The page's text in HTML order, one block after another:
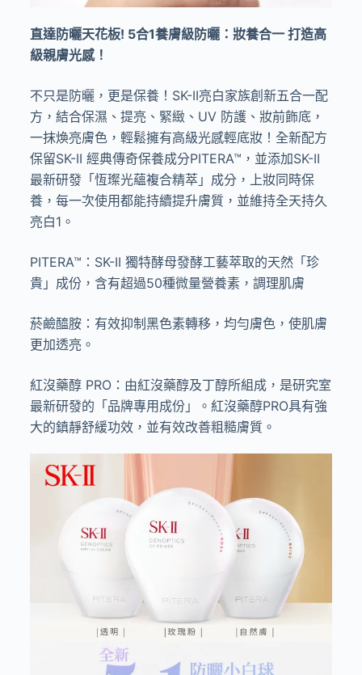
直達防曬天花板! 5合1養膚級防曬：妝養合一 打造高
級親膚光感！
不只是防曬，更是保養！ SK-II亮白家族創新五合一配
方，結合保濕、提亮、緊緻、 UV 防護、妝前飾底，
一抹煥亮膚色，輕鬆擁有高級光感輕底妝！全新配方
保留SK-II 經典傳奇保養成分PITERA™ ，並添加SK-II
最新研發「恆璨光蘊複合精萃」成分，上妝同時保
養，每一次使用都能持續提升膚質，並維持全天持久
亮白1 。
PITERA™ ： SK-II 獨特酵母發酵工藝萃取的天然「珍
貴」成份，含有超過50種微量營養素，調理肌膚
菸鹼醯胺：有效抑制黑色素轉移，均勻膚色，使肌膚
更加透亮。
紅沒藥醇PRO：由紅沒藥醇及丁醇所組成，是研究室
最新研發的「品牌專用成份」。紅沒藥醇PRO具有強
大的鎮靜舒緩功效，並有效改善粗糙膚質。